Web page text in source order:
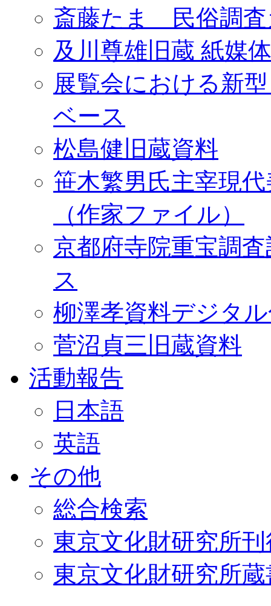
斎藤たま 民俗調査
及川尊雄旧蔵 紙媒
展覧会における新
ベース
松島健旧蔵資料
笹木繁男氏主宰現
（作家ファイル）
京都府寺院重宝調
ス
柳澤孝資料デジタ
菅沼貞三旧蔵資料
活動報告
日本語
英語
その他
総合検索
東京文化財研究所
東京文化財研究所